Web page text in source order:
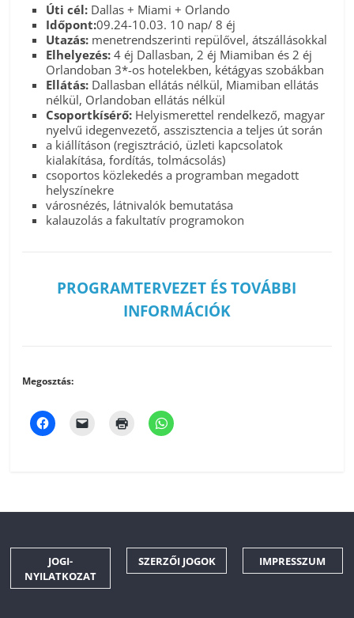
Úti cél: Dallas + Miami + Orlando
Időpont:09.24-10.03. 10 nap/ 8 éj
Utazás: menetrendszerinti repülővel, átszállásokkal
Elhelyezés: 4 éj Dallasban, 2 éj Miamiban és 2 éj
Orlandoban 3*-os hotelekben, kétágyas szobákban
Ellátás: Dallasban ellátás nélkül, Miamiban ellátás
nélkül, Orlandoban ellátás nélkül
Csoportkísérő: Helyismerettel rendelkező, magyar
nyelvű idegenvezető, asszisztencia a teljes út során
a kiállításon (regisztráció, üzleti kapcsolatok
kialakítása, fordítás, tolmácsolás)
csoportos közlekedés a programban megadott
helyszínekre
városnézés, látnivalók bemutatása
kalauzolás a fakultatív programokon
PROGRAMTERVEZET ÉS TOVÁBBI
INFORMÁCIÓK
Megosztás:
JOGI-
NYILATKOZAT
SZERZŐI JOGOK IMPRESSZUM